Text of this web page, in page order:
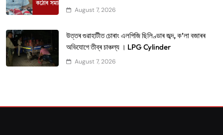
August 7, 2026
উত্তৰ গুৱাহাটীত চোৰাং এলপিজি ছিলিণ্ডাৰ জব্দ, ক’লা বজাৰৰ
অভিযোগে তীব্ৰ চাঞ্চল্য । LPG Cylinder
August 7, 2026